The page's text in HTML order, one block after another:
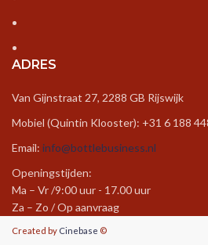
ADRES
Van Gijnstraat 27, 2288 GB Rijswijk
Mobiel (Quintin Klooster): +31 6 188
Email: info@bottlebusiness.nl
Openingstijden:
Ma – Vr /9:00 uur - 17.00 uur
Za – Zo / Op aanvraag
Created by Cinebase ©